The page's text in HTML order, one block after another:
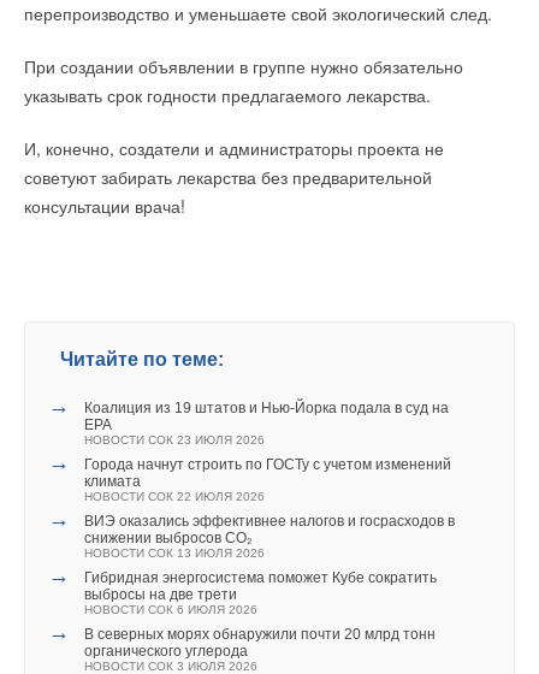
перепроизводство и уменьшаете свой экологический след.
При создании объявлении в группе нужно обязательно
указывать срок годности предлагаемого лекарства.
И, конечно, создатели и администраторы проекта не
советуют забирать лекарства без предварительной
консультации врача!
Читайте по теме:
→
Коалиция из 19 штатов и Нью-Йорка подала в суд на
EPA
НОВОСТИ СОК 23 ИЮЛЯ 2026
→
Города начнут строить по ГОСТу с учетом изменений
климата
НОВОСТИ СОК 22 ИЮЛЯ 2026
→
ВИЭ оказались эффективнее налогов и госрасходов в
снижении выбросов CO₂
НОВОСТИ СОК 13 ИЮЛЯ 2026
→
Гибридная энергосистема поможет Кубе сократить
выбросы на две трети
НОВОСТИ СОК 6 ИЮЛЯ 2026
→
В северных морях обнаружили почти 20 млрд тонн
органического углерода
НОВОСТИ СОК 3 ИЮЛЯ 2026